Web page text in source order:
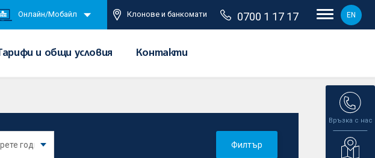
Онлайн/Мобайл Клонове и банкомати 0700 1 17 17 EN
Тарифи и общи условия Контакти
Връзка с нас
Филтър